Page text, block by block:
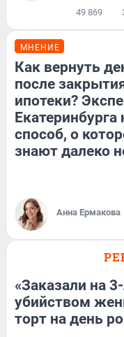
49 869
МНЕНИЕ
Как вернуть
после
ипотеки?
Екатеринбурга
способ, о
знают далеко
Анна Ермакова
«Заказали на
убийством
торт на день